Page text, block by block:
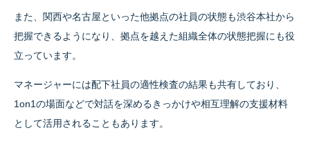
また、関西や名古屋といった他拠点の社員の状態も渋谷本社から
把握できるようになり、拠点を越えた組織全体の状態把握にも役
立っています。
マネージャーには配下社員の適性検査の結果も共有しており、
1on1の場面などで対話を深めるきっかけや相互理解の支援材料
として活用されることもあります。